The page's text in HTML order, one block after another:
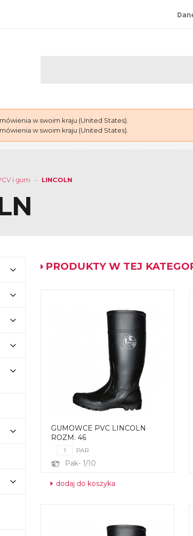
w swoim kraju (United States).
w swoim kraju (United States).
i gum LINCOLN
PRODUKTY W TEJ
GUMOWCE PVC LINCOLN
ROZM. 46
PAR
Pak- 1/10
dodaj do koszyka